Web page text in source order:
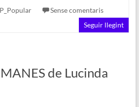
Sense comentaris
Seguir llegint
de Lucinda